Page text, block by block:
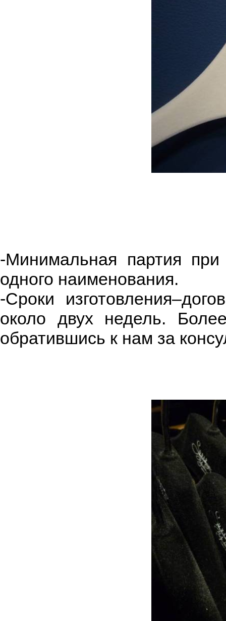
-Минимальная партия
одного наименования.
-Сроки
около двух недель.
обратившись к нам за